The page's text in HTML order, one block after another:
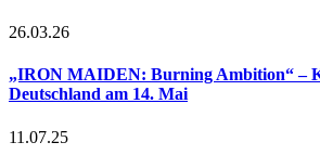
26.03.26
„IRON MAIDEN: Burning Ambition“ –
Deutschland am 14. Mai
11.07.25